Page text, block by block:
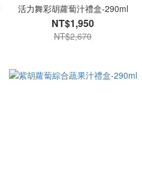
活力舞彩胡蘿蔔汁禮盒-290ml
NT$1,950
NT$2,670